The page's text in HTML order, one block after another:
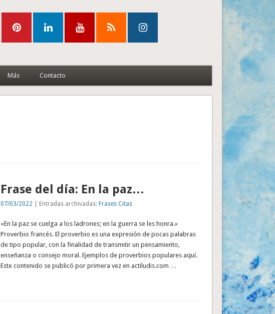
Más Contacto
Frase del día: En la paz…
07/03/2022 | Entradas archivadas: Frases Citas
«En la paz se cuelga a los ladrones; en la guerra se les honra.»
Proverbio francés. El proverbio es una expresión de pocas palabras
de tipo popular, con la finalidad de transmitir un pensamiento,
enseñanza o consejo moral. Ejemplos de proverbios populares aquí.
Este contenido se publicó por primera vez en actiludis.com …